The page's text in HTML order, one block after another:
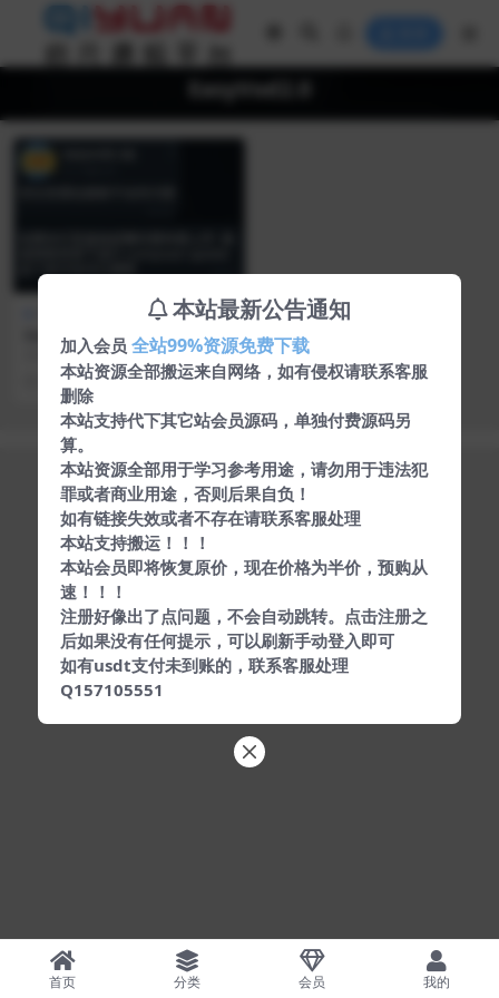
EasyVod2.0
EasyVod2.0自动采集电影影
视网站系统源码
作者于2022/03/27 19:15在Telegra
m更新 更新内容： 优化资...
4 年前 1.9K 10
首页 分类 会员 我的
本站最新公告通知
加入会员 全站99%资源免费下载
本站资源全部搬运来自网络，如有侵权请联系客服
删除
本站支持代下其它站会员源码，单独付费源码另
算。
本站资源全部用于学习参考用途，请勿用于违法犯
罪或者商业用途，否则后果自负！
如有链接失效或者不存在请联系客服处理
本站支持搬运！！！
本站会员即将恢复原价，现在价格为半价，预购从
速！！！
注册好像出了点问题，不会自动跳转。点击注册之
后如果没有任何提示，可以刷新手动登入即可
如有usdt支付未到账的，联系客服处理
Q157105551